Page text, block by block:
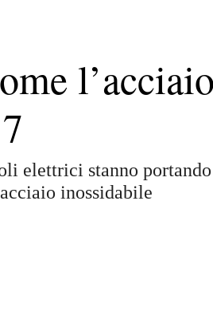
elettrici stanno portando
inossidabile